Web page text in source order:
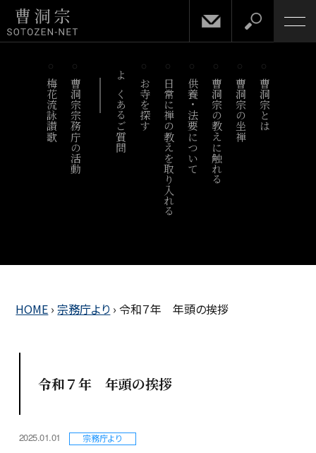
梅花流詠讃歌 曹洞宗宗務庁の活動 よくあるご質問 お寺を探す 日常に禅の教えを取り入れる供養・法要について曹洞宗の教えに触れる 曹洞宗の坐禅 曹洞宗とは
HOME › 宗務庁より › 令和７年 年頭の挨拶
令和７年 年頭の挨拶
2025.01.01 宗務庁より